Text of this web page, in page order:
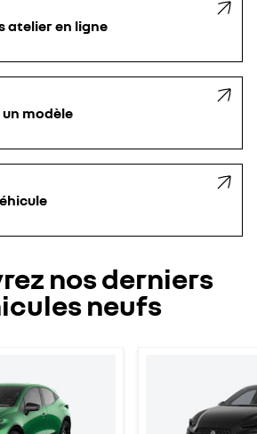
atelier en ligne
modèle
nos derniers
neufs